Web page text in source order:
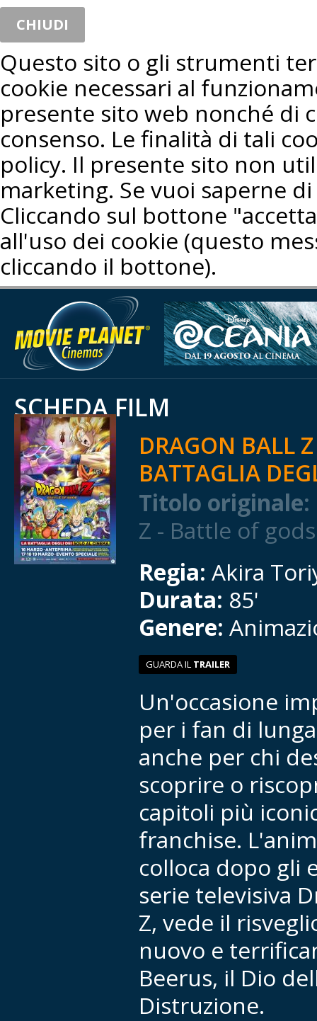
CHIUDI
Questo sito o gli strumenti
cookie necessari al
presente sito web nonché di
consenso. Le finalità di tali
policy. Il presente sito non
marketing. Se vuoi saperne
Cliccando sul bottone
all'uso dei cookie (questo
cliccando il bottone).
SCHEDA FILM
DRAGON BALL
BATTAGLIA
Titolo originale:
Z - Battle of gods
Regia: Akira
Durata: 85'
Genere:
GUARDA IL TRAILER
Un'occasione
per i fan di
anche per chi
scoprire o
capitoli più
franchise.
colloca dopo gli
serie televisiva
Z, vede il
nuovo e
Beerus, il Dio
Distruzione.